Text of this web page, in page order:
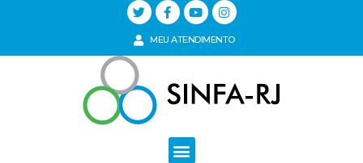
MEU ATENDIMENTO